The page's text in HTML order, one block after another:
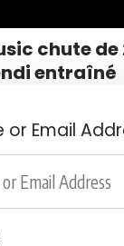
chute de
entraîné
or Email